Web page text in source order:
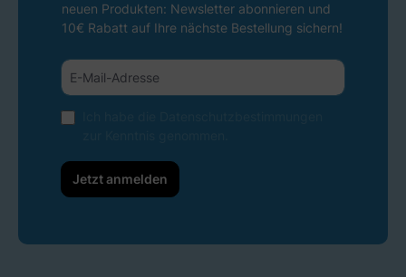
neuen Produkten: Newsletter abonnieren und
10€ Rabatt auf Ihre nächste Bestellung sichern!
Jetzt anmelden